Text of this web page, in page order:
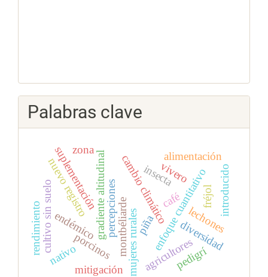
Palabras clave
mujeres rurales
percepcionescambio climático
gradiente altitudinal enfoque cuantitativo
agricultores
alimentación
suplementación
porcinos
lechones
diversidad
insecta
endémico
nativo
introducido
nuevo registro
piña
montbéliarde
pedigrí
cultivo sin suelo
mitigación
café
vivero
fréjol
rendimiento
zona